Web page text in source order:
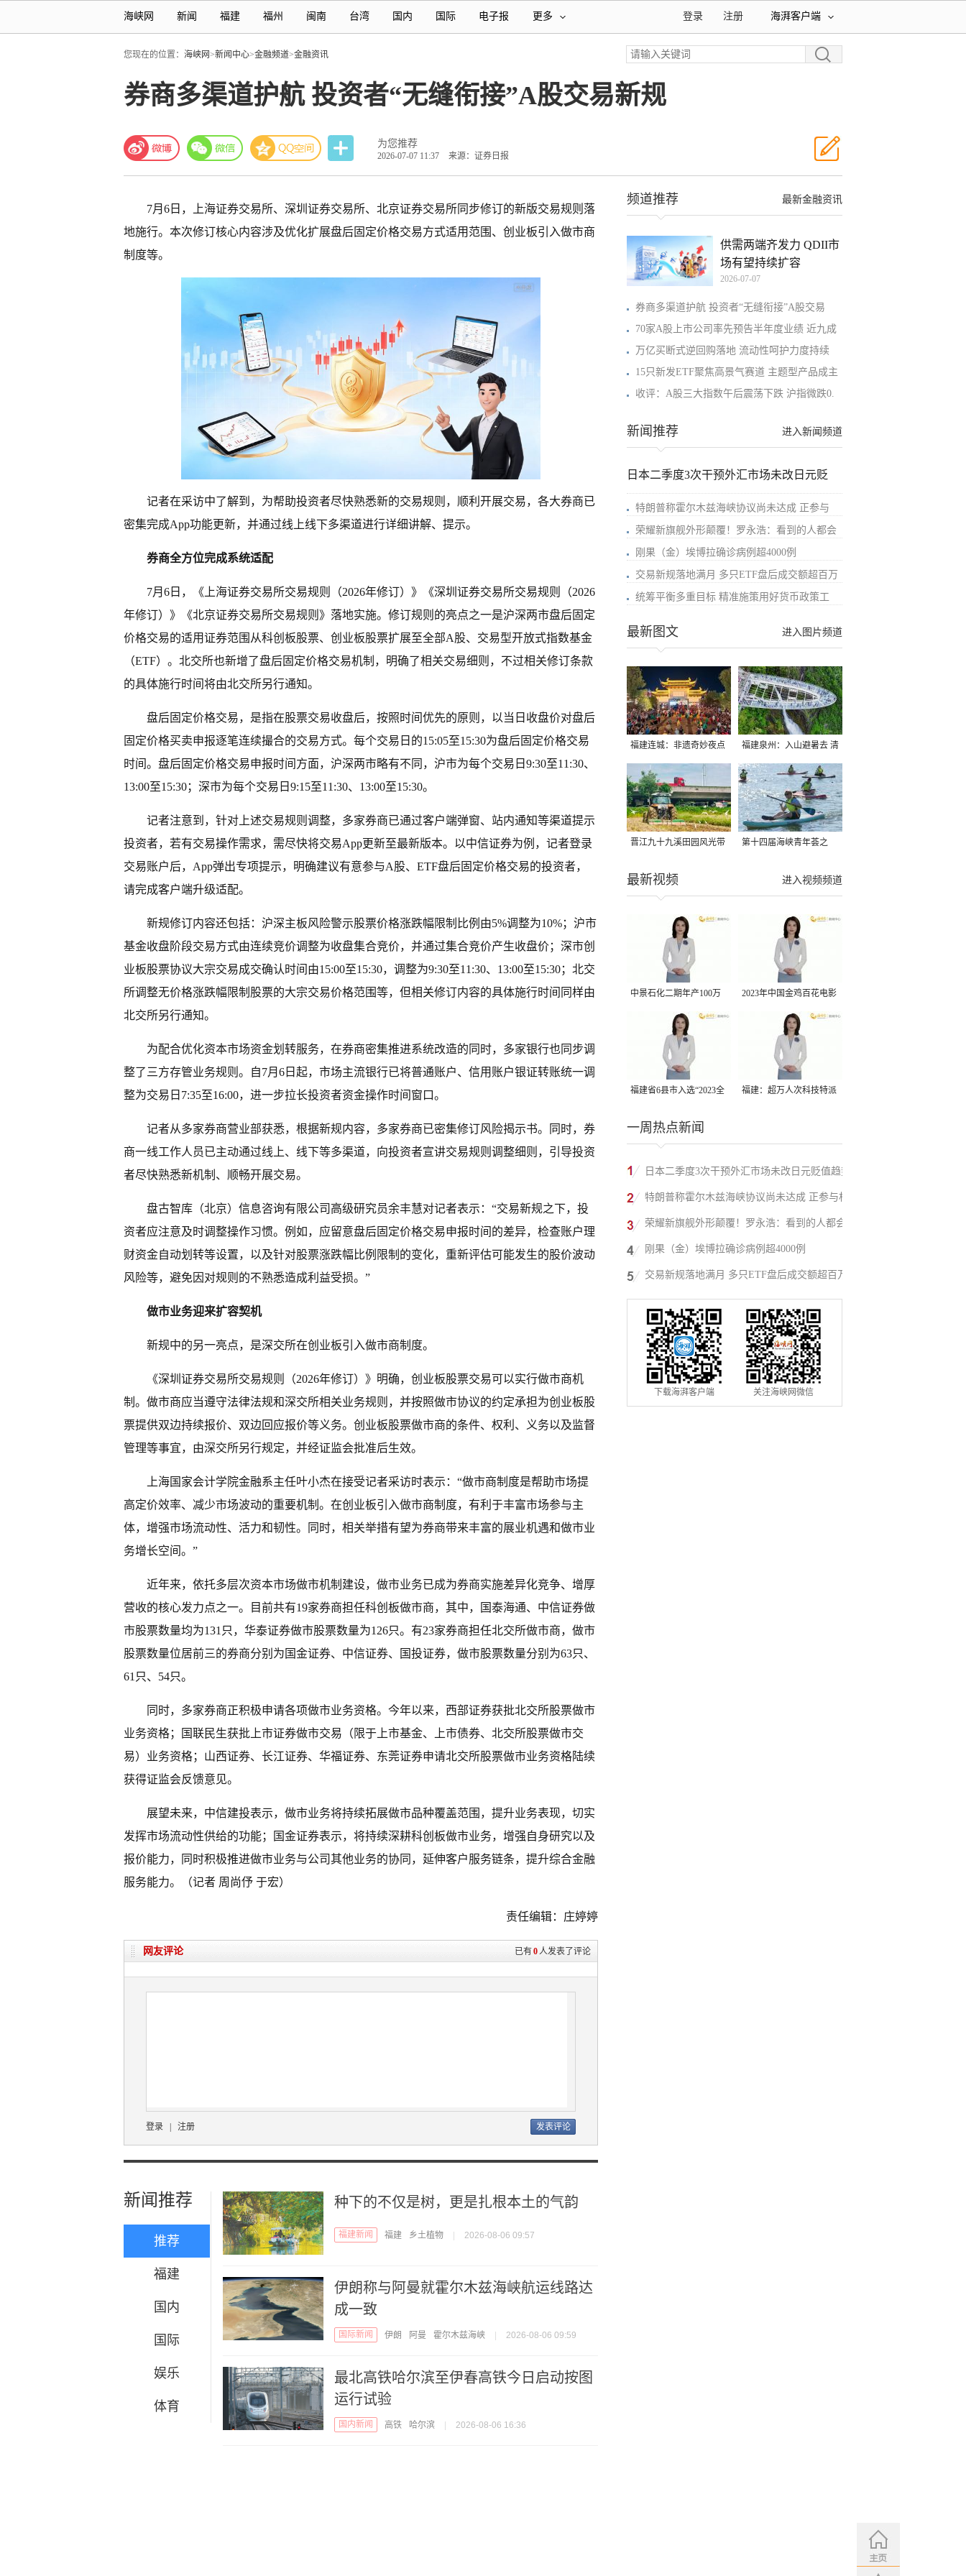
海峡网 新闻 福建 福州 闽南 台湾 国内 国际 电子报 更多 海湃客户端
注册
登录
您现在的位置： 海峡网>新闻中心>金融频道>金融资讯
券商多渠道护航 投资者“无缝衔接”A股交易新规
为您推荐
2026-07-07 11:37 来源：证券日报
7月6日，上海证券交易所、深圳证券交易所、北京证券交易所同步修订的新版交易规则落
地施行。本次修订核心内容涉及优化扩展盘后固定价格交易方式适用范围、创业板引入做市商
制度等。
记者在采访中了解到，为帮助投资者尽快熟悉新的交易规则，顺利开展交易，各大券商已
密集完成App功能更新，并通过线上线下多渠道进行详细讲解、提示。
券商全方位完成系统适配
7月6日，《上海证券交易所交易规则（2026年修订）》《深圳证券交易所交易规则（2026
年修订）》《北京证券交易所交易规则》落地实施。修订规则的亮点之一是沪深两市盘后固定
价格交易的适用证券范围从科创板股票、创业板股票扩展至全部A股、交易型开放式指数基金
（ETF）。北交所也新增了盘后固定价格交易机制，明确了相关交易细则，不过相关修订条款
的具体施行时间将由北交所另行通知。
盘后固定价格交易，是指在股票交易收盘后，按照时间优先的原则，以当日收盘价对盘后
固定价格买卖申报逐笔连续撮合的交易方式。每个交易日的15:05至15:30为盘后固定价格交易
时间。盘后固定价格交易申报时间方面，沪深两市略有不同，沪市为每个交易日9:30至11:30、
13:00至15:30；深市为每个交易日9:15至11:30、13:00至15:30。
记者注意到，针对上述交易规则调整，多家券商已通过客户端弹窗、站内通知等渠道提示
投资者，若有交易操作需求，需尽快将交易App更新至最新版本。以中信证券为例，记者登录
交易账户后，App弹出专项提示，明确建议有意参与A股、ETF盘后固定价格交易的投资者，
请完成客户端升级适配。
新规修订内容还包括：沪深主板风险警示股票价格涨跌幅限制比例由5%调整为10%；沪市
基金收盘阶段交易方式由连续竞价调整为收盘集合竞价，并通过集合竞价产生收盘价；深市创
业板股票协议大宗交易成交确认时间由15:00至15:30，调整为9:30至11:30、13:00至15:30；北交
所调整无价格涨跌幅限制股票的大宗交易价格范围等，但相关修订内容的具体施行时间同样由
北交所另行通知。
为配合优化资本市场资金划转服务，在券商密集推进系统改造的同时，多家银行也同步调
整了三方存管业务规则。自7月6日起，市场主流银行已将普通账户、信用账户银证转账统一调
整为交易日7:35至16:00，进一步拉长投资者资金操作时间窗口。
记者从多家券商营业部获悉，根据新规内容，多家券商已密集修订风险揭示书。同时，券
商一线工作人员已主动通过线上、线下等多渠道，向投资者宣讲交易规则调整细则，引导投资
者尽快熟悉新机制、顺畅开展交易。
盘古智库（北京）信息咨询有限公司高级研究员余丰慧对记者表示：“交易新规之下，投
资者应注意及时调整操作习惯。例如，应留意盘后固定价格交易申报时间的差异，检查账户理
财资金自动划转等设置，以及针对股票涨跌幅比例限制的变化，重新评估可能发生的股价波动
风险等，避免因对规则的不熟悉造成利益受损。”
做市业务迎来扩容契机
新规中的另一亮点，是深交所在创业板引入做市商制度。
《深圳证券交易所交易规则（2026年修订）》明确，创业板股票交易可以实行做市商机
制。做市商应当遵守法律法规和深交所相关业务规则，并按照做市协议的约定承担为创业板股
票提供双边持续报价、双边回应报价等义务。创业板股票做市商的条件、权利、义务以及监督
管理等事宜，由深交所另行规定，并经证监会批准后生效。
上海国家会计学院金融系主任叶小杰在接受记者采访时表示：“做市商制度是帮助市场提
高定价效率、减少市场波动的重要机制。在创业板引入做市商制度，有利于丰富市场参与主
体，增强市场流动性、活力和韧性。同时，相关举措有望为券商带来丰富的展业机遇和做市业
务增长空间。”
近年来，依托多层次资本市场做市机制建设，做市业务已成为券商实施差异化竞争、增厚
营收的核心发力点之一。目前共有19家券商担任科创板做市商，其中，国泰海通、中信证券做
市股票数量均为131只，华泰证券做市股票数量为126只。有23家券商担任北交所做市商，做市
股票数量位居前三的券商分别为国金证券、中信证券、国投证券，做市股票数量分别为63只、
61只、54只。
同时，多家券商正积极申请各项做市业务资格。今年以来，西部证券获批北交所股票做市
业务资格；国联民生获批上市证券做市交易（限于上市基金、上市债券、北交所股票做市交
易）业务资格；山西证券、长江证券、华福证券、东莞证券申请北交所股票做市业务资格陆续
获得证监会反馈意见。
展望未来，中信建投表示，做市业务将持续拓展做市品种覆盖范围，提升业务表现，切实
发挥市场流动性供给的功能；国金证券表示，将持续深耕科创板做市业务，增强自身研究以及
报价能力，同时积极推进做市业务与公司其他业务的协同，延伸客户服务链条，提升综合金融
服务能力。（记者 周尚伃 于宏）
责任编辑：庄婷婷
已有0人发表了评论
网友评论
登录 注册
新闻推荐
推荐
福建
国内
国际
娱乐
体育
种下的不仅是树，更是扎根本土的气韵
福建新闻 福建 乡土植物 2026-08-06 09:57
伊朗称与阿曼就霍尔木兹海峡航运线路达
成一致
国际新闻 伊朗 阿曼 霍尔木兹海峡 2026-08-06 09:59
最北高铁哈尔滨至伊春高铁今日启动按图
运行试验
国内新闻 高铁 哈尔滨 2026-08-06 16:36
最新金融资讯
频道推荐
供需两端齐发力 QDII市
场有望持续扩容
2026-07-07
券商多渠道护航 投资者“无缝衔接”A股交易
70家A股上市公司率先预告半年度业绩 近九成
万亿买断式逆回购落地 流动性呵护力度持续
15只新发ETF聚焦高景气赛道 主题型产品成主
收评：A股三大指数午后震荡下跌 沪指微跌0.
进入新闻频道
新闻推荐
日本二季度3次干预外汇市场未改日元贬
特朗普称霍尔木兹海峡协议尚未达成 正参与
荣耀新旗舰外形颠覆！罗永浩：看到的人都会
刚果（金）埃博拉确诊病例超4000例
交易新规落地满月 多只ETF盘后成交额超百万
统筹平衡多重目标 精准施策用好货币政策工
进入图片频道
最新图文
福建连城：非遗奇妙夜点
亮夏夜
福建泉州：入山避暑去 清
凉好惬意
晋江九十九溪田园风光带 第十四届海峡青年荟之
运动交流营进入视频频道
最新视频
中景石化二期年产100万
吨丙烷脱氢项目建成中交
2023年中国金鸡百花电影
节有福电影巡展31日启动
福建省6县市入选“2023全 福建：超万人次科技特派
一周热点新闻
日本二季度3次干预外汇市场未改日元贬值趋势
特朗普称霍尔木兹海峡协议尚未达成 正参与相
关谈判
荣耀新旗舰外形颠覆！罗永浩：看到的人都会
吃惊
刚果（金）埃博拉确诊病例超4000例
交易新规落地满月 多只ETF盘后成交额超百万
元
下载海湃客户端 关注海峡网微信